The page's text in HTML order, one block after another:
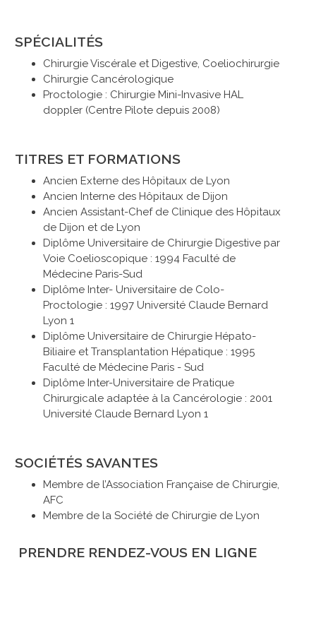
SPÉCIALITÉS
Chirurgie Viscérale et Digestive, Coeliochirurgie
Chirurgie Cancérologique
Proctologie : Chirurgie Mini-Invasive HAL
doppler (Centre Pilote depuis 2008)
TITRES ET FORMATIONS
Ancien Externe des Hôpitaux de Lyon
Ancien Interne des Hôpitaux de Dijon
Ancien Assistant-Chef de Clinique des Hôpitaux
de Dijon et de Lyon
Diplôme Universitaire de Chirurgie Digestive par
Voie Coelioscopique : 1994 Faculté de
Médecine Paris-Sud
Diplôme Inter- Universitaire de Colo-
Proctologie : 1997 Université Claude Bernard
Lyon 1
Diplôme Universitaire de Chirurgie Hépato-
Biliaire et Transplantation Hépatique : 1995
Faculté de Médecine Paris - Sud
Diplôme Inter-Universitaire de Pratique
Chirurgicale adaptée à la Cancérologie : 2001
Université Claude Bernard Lyon 1
SOCIÉTÉS SAVANTES
Membre de l’Association Française de Chirurgie,
AFC
Membre de la Société de Chirurgie de Lyon
PRENDRE RENDEZ-VOUS EN LIGNE